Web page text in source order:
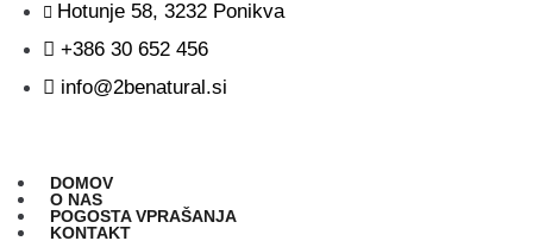
Hotunje 58, 3232 Ponikva
+386 30 652 456
info@2benatural.si
DOMOV
O NAS
POGOSTA VPRAŠANJA
KONTAKT